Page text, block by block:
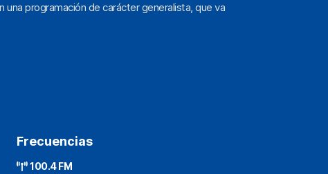
programación de carácter generalista, que va
Frecuencias
100.4 FM